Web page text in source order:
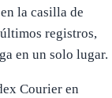
la casilla de
registros,
en un solo lugar.
Courier en